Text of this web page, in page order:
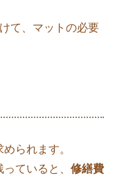
て、マットの必要
られます。
ていると、 修繕費